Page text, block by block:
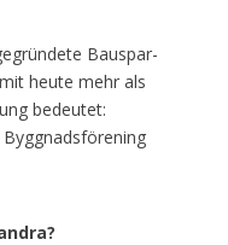
Bauspar-
heute mehr als
bedeutet: